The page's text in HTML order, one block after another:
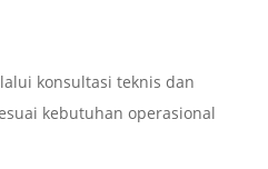
konsultasi teknis dan
kebutuhan operasional